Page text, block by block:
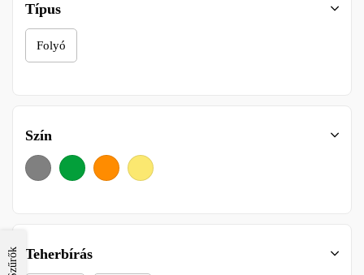
Típus
Folyó
Szín
Teherbírás
Szűrők